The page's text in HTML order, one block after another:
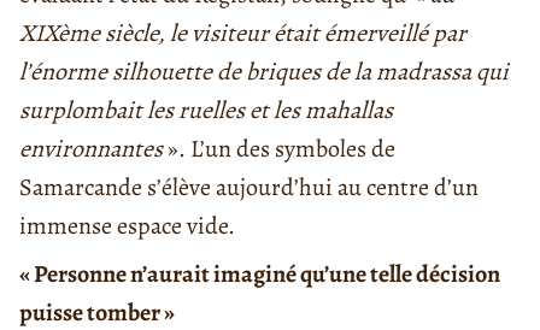
XIXème siècle, le visiteur était émerveillé par
l’énorme silhouette de briques de la madrassa qui
surplombait les ruelles et les mahallas
environnantes». L’un des symboles de
Samarcande s’élève aujourd’hui au centre d’un
immense espace vide.
« Personne n’aurait imaginé qu’une telle décision
puisse tomber »